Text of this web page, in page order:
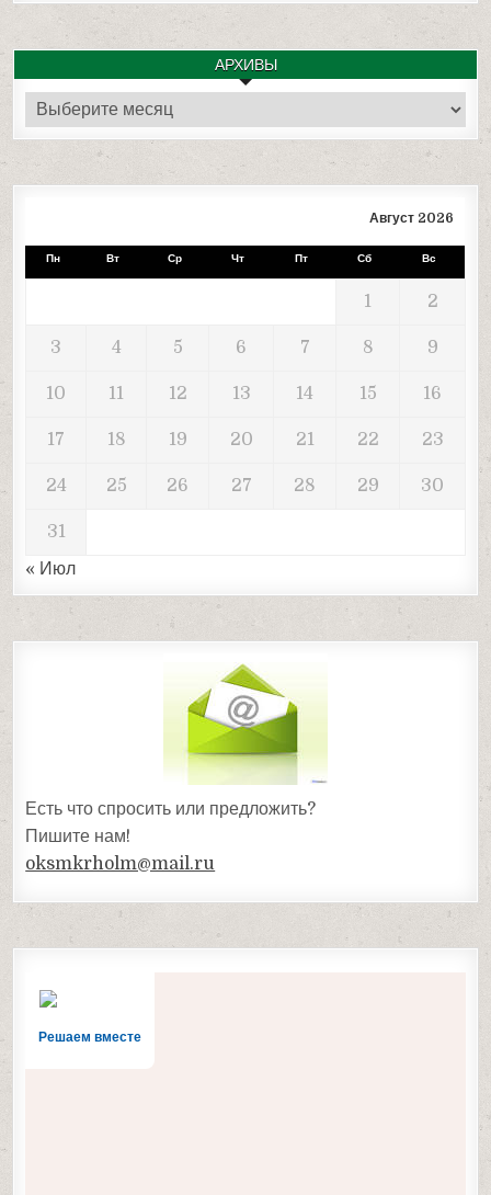
АРХИВЫ
Архивы
Август 2026
Пн Вт Ср Чт Пт Сб Вс
1 2
3 4 5 6 7 8 9
10 11 12 13 14 15 16
17 18 19 20 21 22 23
24 25 26 27 28 29 30
31
« Июл
Есть что спросить или предложить?
Пишите нам!
oksmkrholm@mail.ru
Решаем вместе